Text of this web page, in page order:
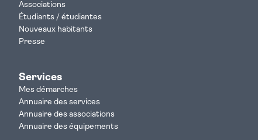
Associations
Étudiants / étudiantes
Nouveaux habitants
Presse
Services
Mes démarches
Annuaire des services
Annuaire des associations
Annuaire des équipements